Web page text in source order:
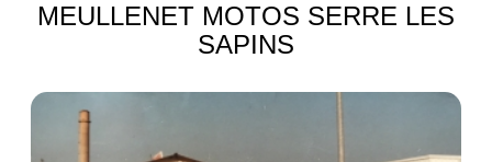
MEULLENET MOTOS SERRE LES
SAPINS